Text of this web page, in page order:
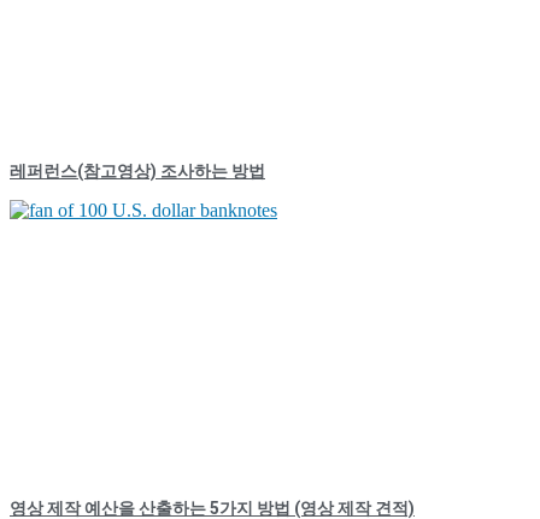
레퍼런스(참고영상) 조사하는 방법
영상 제작 예산을 산출하는 5가지 방법 (영상 제작 견적)